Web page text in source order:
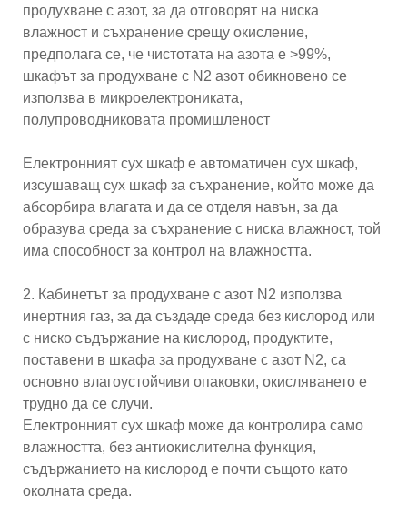
продухване с азот, за да отговорят на ниска
влажност и съхранение срещу окисление,
предполага се, че чистотата на азота е >99%,
шкафът за продухване с N2 азот обикновено се
използва в микроелектрониката,
полупроводниковата промишленост
Електронният сух шкаф е автоматичен сух шкаф,
изсушаващ сух шкаф за съхранение, който може да
абсорбира влагата и да се отделя навън, за да
образува среда за съхранение с ниска влажност, той
има способност за контрол на влажността.
2. Кабинетът за продухване с азот N2 използва
инертния газ, за ​​да създаде среда без кислород или
с ниско съдържание на кислород, продуктите,
поставени в шкафа за продухване с азот N2, са
основно влагоустойчиви опаковки, окисляването е
трудно да се случи.
Електронният сух шкаф може да контролира само
влажността, без антиокислителна функция,
съдържанието на кислород е почти същото като
околната среда.